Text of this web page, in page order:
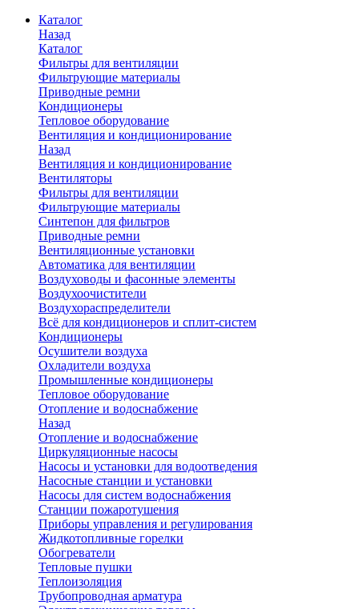
Каталог
Назад
Каталог
Фильтры для вентиляции
Фильтрующие материалы
Приводные ремни
Кондиционеры
Тепловое оборудование
Вентиляция и кондиционирование
Назад
Вентиляция и кондиционирование
Вентиляторы
Фильтры для вентиляции
Фильтрующие материалы
Синтепон для фильтров
Приводные ремни
Вентиляционные установки
Автоматика для вентиляции
Воздуховоды и фасонные элементы
Воздухоочистители
Воздухораспределители
Всё для кондиционеров и сплит-систем
Кондиционеры
Осушители воздуха
Охладители воздуха
Промышленные кондиционеры
Тепловое оборудование
Отопление и водоснабжение
Назад
Отопление и водоснабжение
Циркуляционные насосы
Насосы и установки для водоотведения
Насосные станции и установки
Насосы для систем водоснабжения
Станции пожаротушения
Приборы управления и регулирования
Жидкотопливные горелки
Обогреватели
Тепловые пушки
Теплоизоляция
Трубопроводная арматура